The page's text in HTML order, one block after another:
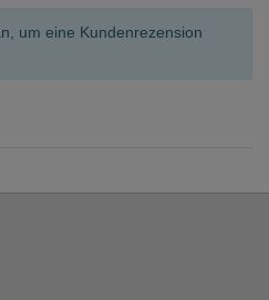
um eine Kundenrezension